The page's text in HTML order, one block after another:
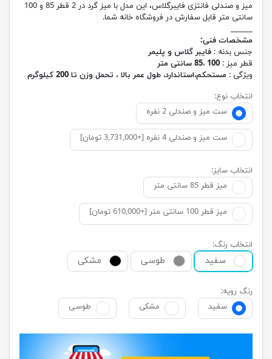
میز و صندلی فانتزی فایبرگلاس، این مدل با میز گرد در 2 قطر 85 و 100
سانتی متر قابل سفارش در فروشگاه خانه شما.
______
مشخصات فنی:
جنس بدنه : فایبر گلاس و پلیمر
قطر میز : 100 ،85 سانتی متر
ویژگی : مستحکم،استاندارد، طول عمر بالا ، تحمل وزن تا 200 کیلوگرم
انتخاب نوع:
ست میز و صندلی 2 نفره
ست میز و صندلی 4 نفره [+3,731,000 تومان]
انتخاب سایز:
میز قطر 85 سانتی متر
میز قطر 100 سانتی متر [+610,000 تومان]
انتخاب رنگ:
سفید طوسی مشکی
رنگ رویه:
سفید
مشکی طوسی